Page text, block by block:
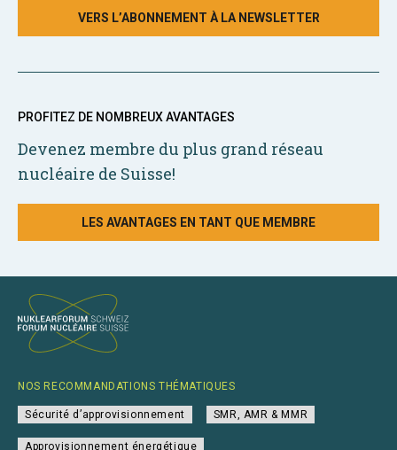
VERS L’ABONNEMENT À LA NEWSLETTER
PROFITEZ DE NOMBREUX AVANTAGES
Devenez membre du plus grand réseau
nucléaire de Suisse!
LES AVANTAGES EN TANT QUE MEMBRE
NOS RECOMMANDATIONS THÉMATIQUES
Sécurité d’approvisionnement SMR, AMR & MMR
Approvisionnement énergétique